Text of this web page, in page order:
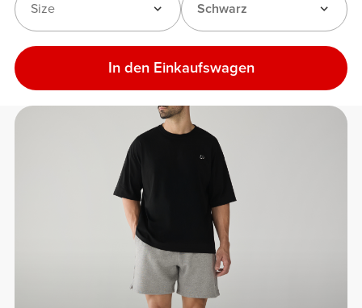
Schwarz
Size
In den Einkaufswagen